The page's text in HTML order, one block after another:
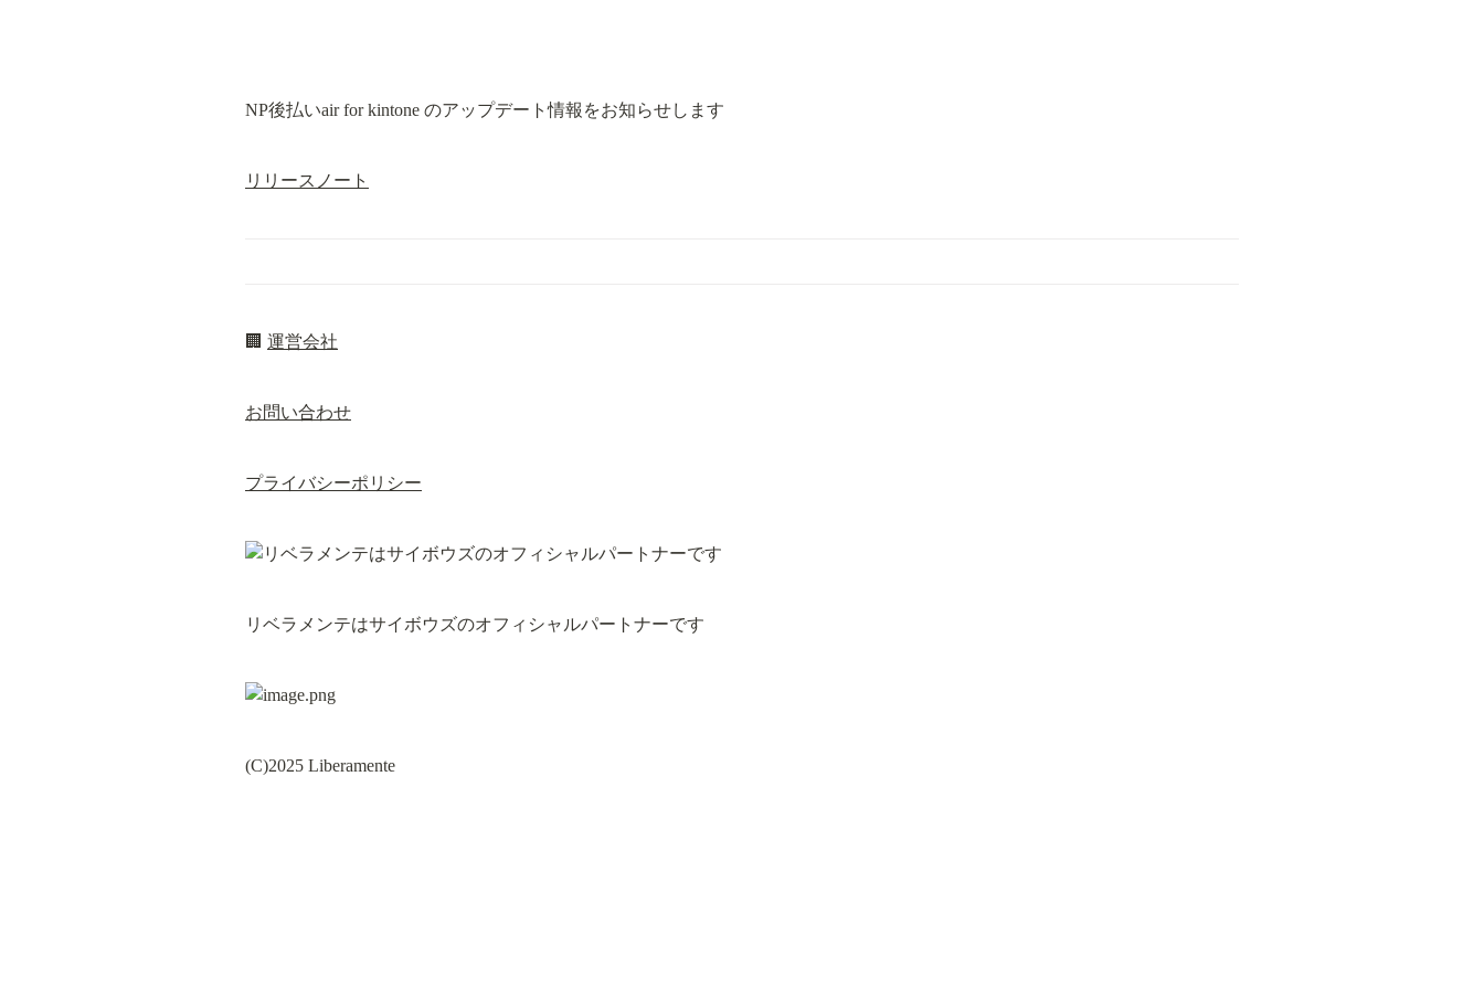
NP後払いair for kintone のアップデート情報をお知らせします
リリースノート
🏢 運営会社
お問い合わせ
プライバシーポリシー
リベラメンテはサイボウズのオフィシャルパートナーです
(C)2025 Liberamente